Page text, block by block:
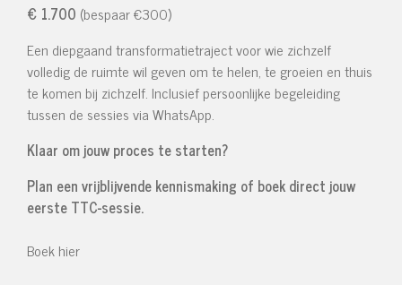
€ 1.700 (bespaar €300)
Een diepgaand transformatietraject voor wie zichzelf
volledig de ruimte wil geven om te helen, te groeien en thuis
te komen bij zichzelf. Inclusief persoonlijke begeleiding
tussen de sessies via WhatsApp.
Klaar om jouw proces te starten?
Plan een vrijblijvende kennismaking of boek direct jouw
eerste TTC-sessie.
Boek hier